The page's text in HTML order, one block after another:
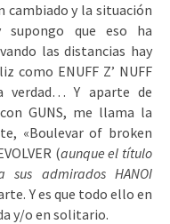
cambiado y la situación
que eso ha
las distancias hay
como ENUFF Z’ NUFF
verdad… Y aparte de
GUNS, me llama la
«Boulevar of broken
(aunque el título
sus admirados HANOI
Y es que todo ello en
y/o en solitario.